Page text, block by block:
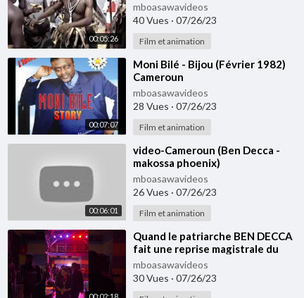
00:05:26
mboasawavideos
40 Vues · 07/26/23
Film et animation
00:07:07
⁣Moni Bilé - Bijou (Février 1982)
Cameroun
mboasawavideos
28 Vues · 07/26/23
Film et animation
00:06:01
⁣video-Cameroun (Ben Decca -
makossa phoenix)
mboasawavideos
26 Vues · 07/26/23
Film et animation
⁣Quand le patriarche BEN DECCA
fait une reprise magistrale du
titre Salazar du duo Tenor et
Cysoul.
mboasawavideos
30 Vues · 07/26/23